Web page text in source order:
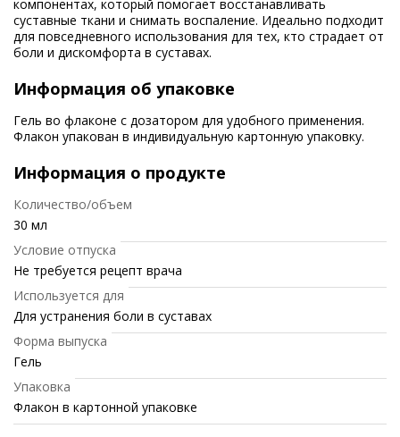
компонентах, который помогает восстанавливать
суставные ткани и снимать воспаление. Идеально подходит
для повседневного использования для тех, кто страдает от
боли и дискомфорта в суставах.
Информация об упаковке
Гель во флаконе с дозатором для удобного применения.
Флакон упакован в индивидуальную картонную упаковку.
Информация о продукте
Количество/объем
30 мл
Условие отпуска
Не требуется рецепт врача
Используется для
Для устранения боли в суставах
Форма выпуска
Гель
Упаковка
Флакон в картонной упаковке